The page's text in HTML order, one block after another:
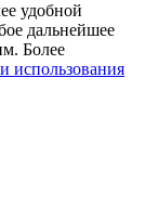
удобной
дальнейшее
Более
использования